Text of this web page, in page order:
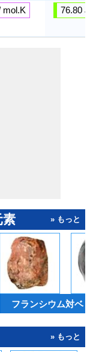
mol.K 76.80 J /
素 » もっと
フランシウム対ベリリ
» もっと